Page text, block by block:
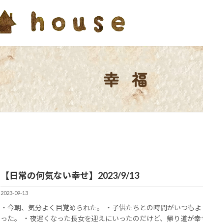
幸福
【日常の何気ない幸せ】2023/9/13
2023-09-13
・今朝、気分よく目覚められた。 ・子供たちとの時間がいつも
った。 ・夜遅くなった長女を迎えにいったのだけど、帰り道が幸